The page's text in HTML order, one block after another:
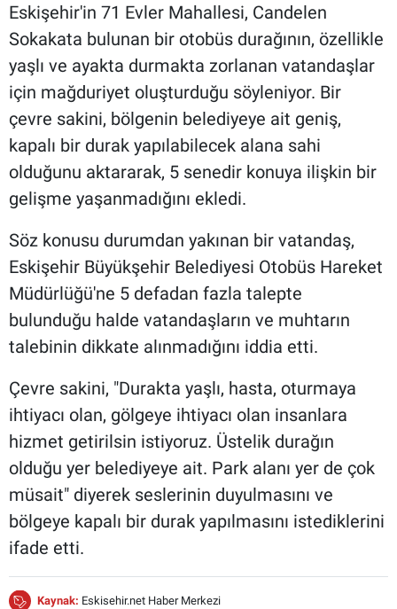
Eskişehir'in 71 Evler Mahallesi, Candelen
Sokakata bulunan bir otobüs durağının, özellikle
yaşlı ve ayakta durmakta zorlanan vatandaşlar
için mağduriyet oluşturduğu söyleniyor. Bir
çevre sakini, bölgenin belediyeye ait geniş,
kapalı bir durak yapılabilecek alana sahi
olduğunu aktararak, 5 senedir konuya ilişkin bir
gelişme yaşanmadığını ekledi.
Söz konusu durumdan yakınan bir vatandaş,
Eskişehir Büyükşehir Belediyesi Otobüs Hareket
Müdürlüğü'ne 5 defadan fazla talepte
bulunduğu halde vatandaşların ve muhtarın
talebinin dikkate alınmadığını iddia etti.
Çevre sakini, "Durakta yaşlı, hasta, oturmaya
ihtiyacı olan, gölgeye ihtiyacı olan insanlara
hizmet getirilsin istiyoruz. Üstelik durağın
olduğu yer belediyeye ait. Park alanı yer de çok
müsait" diyerek seslerinin duyulmasını ve
bölgeye kapalı bir durak yapılmasını istediklerini
ifade etti.
Kaynak: Eskisehir.net Haber Merkezi